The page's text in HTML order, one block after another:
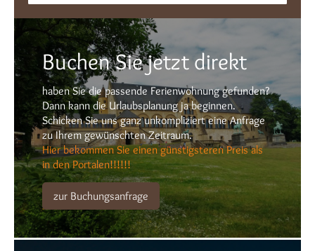
Buchen Sie jetzt direkt
haben Sie die passende Ferienwohnung gefunden?
Dann kann die Urlaubsplanung ja beginnen.
Schicken Sie uns ganz unkompliziert eine Anfrage
zu Ihrem gewünschten Zeitraum.
Hier bekommen Sie einen günstigsteren Preis als
in den Portalen!!!!!!
zur Buchungsanfrage